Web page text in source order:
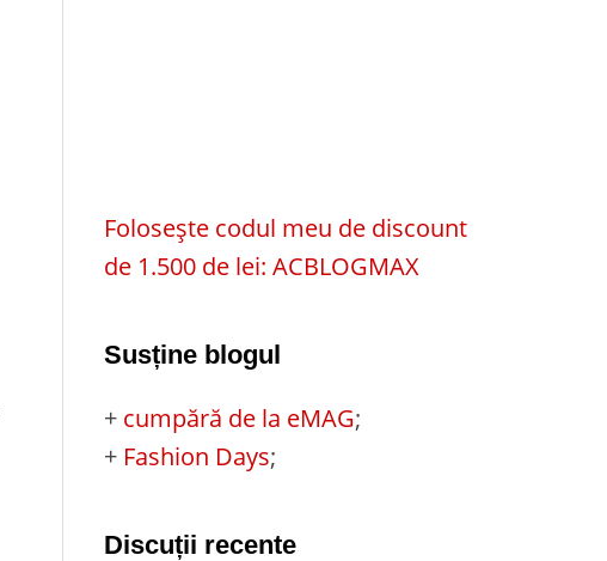
Folosește codul meu de discount
de 1.500 de lei: ACBLOGMAX
Susține blogul
+ cumpără de la eMAG;
+ Fashion Days;
Discuții recente